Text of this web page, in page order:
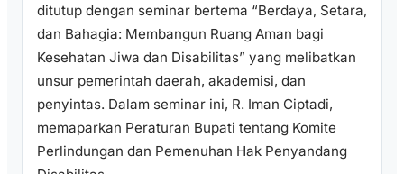
ditutup dengan seminar bertema “Berdaya, Setara,
dan Bahagia: Membangun Ruang Aman bagi
Kesehatan Jiwa dan Disabilitas” yang melibatkan
unsur pemerintah daerah, akademisi, dan
penyintas. Dalam seminar ini, R. Iman Ciptadi,
memaparkan Peraturan Bupati tentang Komite
Perlindungan dan Pemenuhan Hak Penyandang